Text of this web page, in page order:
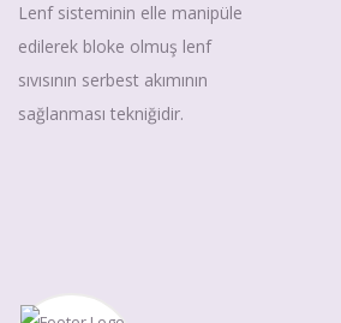
Lenf sisteminin elle manipüle
edilerek bloke olmuş lenf
sıvısının serbest akımının
sağlanması tekniğidir.